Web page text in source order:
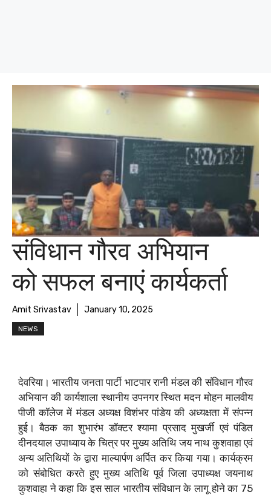
संविधान गौरव अभियान
को सफल बनाएं कार्यकर्ता
Amit Srivastav January 10, 2025
NEWS
देवरिया। भारतीय जनता पार्टी भाटपार रानी मंडल की संविधान गौरव
अभियान की कार्यशाला स्थानीय उपनगर स्थित मदन मोहन मालवीय
पीजी कॉलेज में मंडल अध्यक्ष विशंभर पांडेय की अध्यक्षता में संपन्न
हुई। बैठक का शुभारंभ डॉक्टर श्यामा प्रसाद मुखर्जी एवं पंडित
दीनदयाल उपाध्याय के चित्र पर मुख्य अतिथि जय नाथ कुशवाहा एवं
अन्य अतिथियों के द्वारा माल्यार्पण अर्पित कर किया गया। कार्यक्रम
को संबोधित करते हुए मुख्य अतिथि पूर्व जिला उपाध्यक्ष जयनाथ
कुशवाहा ने कहा कि इस साल भारतीय संविधान के लागू होने का 75